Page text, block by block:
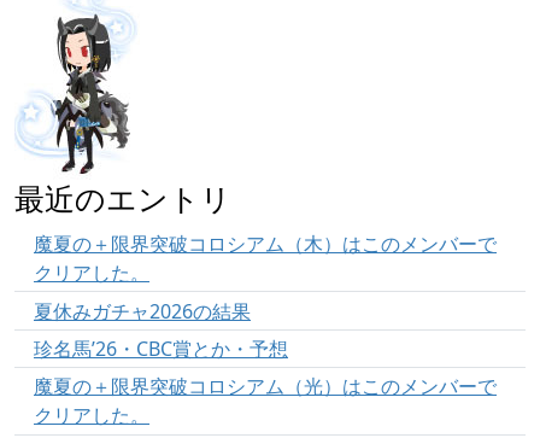
最近のエントリ
魔夏の＋限界突破コロシアム（木）はこのメンバーで
クリアした。
夏休みガチャ2026の結果
珍名馬’26・CBC賞とか・予想
魔夏の＋限界突破コロシアム（光）はこのメンバーで
クリアした。